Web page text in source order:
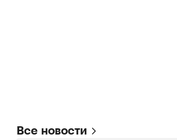
Все новости